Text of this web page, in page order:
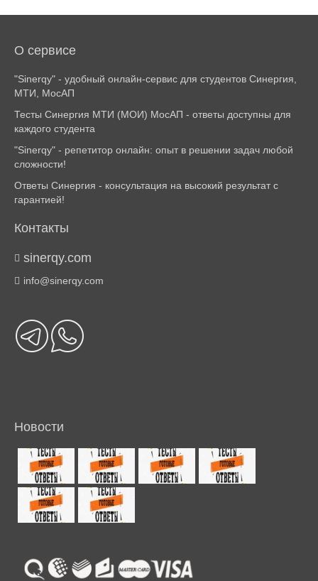
О сервисе
"Sinerqy" - удобный онлайн-сервис для студентов Синергия,
МТИ, МосАП
Тесты Синергия МТИ (МОИ) МосАП - ответы доступны для
каждого студента
"Sinerqy" - репетитор онлайн: опыт в решении задач любой
сложности!
Ответы Синергия - консультация на высокий результат с
гарантией!
Контакты
sinerqy.com
info@sinerqy.com
Новости